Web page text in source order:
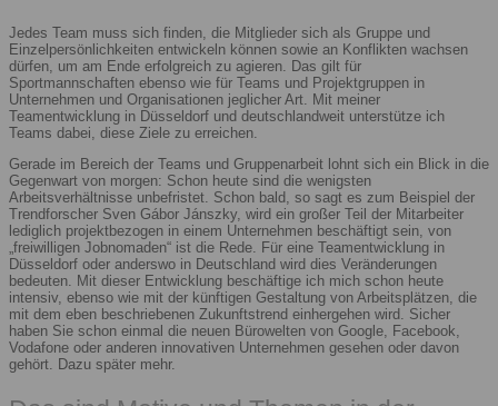
Jedes Team muss sich finden, die Mitglieder sich als Gruppe und
Einzelpersönlichkeiten entwickeln können sowie an Konflikten wachsen
dürfen, um am Ende erfolgreich zu agieren. Das gilt für
Sportmannschaften ebenso wie für Teams und Projektgruppen in
Unternehmen und Organisationen jeglicher Art. Mit meiner
Teamentwicklung in Düsseldorf und deutschlandweit unterstütze ich
Teams dabei, diese Ziele zu erreichen.
Gerade im Bereich der Teams und Gruppenarbeit lohnt sich ein Blick in die
Gegenwart von morgen: Schon heute sind die wenigsten
Arbeitsverhältnisse unbefristet. Schon bald, so sagt es zum Beispiel der
Trendforscher Sven Gábor Jánszky, wird ein großer Teil der Mitarbeiter
lediglich projektbezogen in einem Unternehmen beschäftigt sein, von
„freiwilligen Jobnomaden“ ist die Rede. Für eine Teamentwicklung in
Düsseldorf oder anderswo in Deutschland wird dies Veränderungen
bedeuten. Mit dieser Entwicklung beschäftige ich mich schon heute
intensiv, ebenso wie mit der künftigen Gestaltung von Arbeitsplätzen, die
mit dem eben beschriebenen Zukunftstrend einhergehen wird. Sicher
haben Sie schon einmal die neuen Bürowelten von Google, Facebook,
Vodafone oder anderen innovativen Unternehmen gesehen oder davon
gehört. Dazu später mehr.